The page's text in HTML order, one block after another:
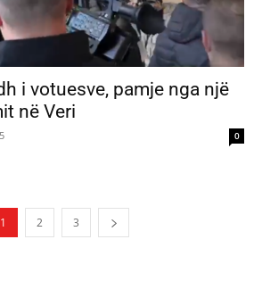
i votuesve, pamje nga një
në Veri
0
1 2 3